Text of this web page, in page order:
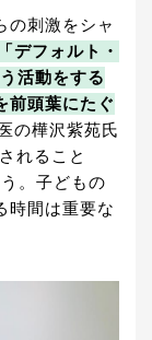
の刺激をシャ
デフォルト・
活動をする
前頭葉にたぐ
の樺沢紫苑氏
れること
。子どもの
時間は重要な